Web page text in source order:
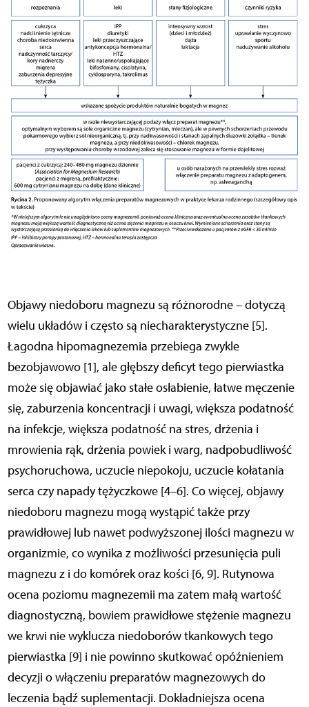
Objawy niedoboru magnezu są różnorodne – dotyczą
wielu układów i często są niecharakterystyczne [5].
Łagodna hipomagnezemia przebiega zwykle
bezobjawowo [1], ale głębszy deficyt tego pierwiastka
może się objawiać jako stałe osłabienie, łatwe męczenie
się, zaburzenia koncentracji i uwagi, większa podatność
na infekcje, większa podatność na stres, drżenia i
mrowienia rąk, drżenia powiek i warg, nadpobudliwość
psychoruchowa, uczucie niepokoju, uczucie kołatania
serca czy napady tężyczkowe [4–6]. Co więcej, objawy
niedoboru magnezu mogą wystąpić także przy
prawidłowej lub nawet podwyższonej ilości magnezu w
organizmie, co wynika z możliwości przesunięcia puli
magnezu z i do komórek oraz kości [6, 9]. Rutynowa
ocena poziomu magnezemii ma zatem małą wartość
diagnostyczną, bowiem prawidłowe stężenie magnezu
we krwi nie wyklucza niedoborów tkankowych tego
pierwiastka [9] i nie powinno skutkować opóźnieniem
decyzji o włączeniu preparatów magnezowych do
leczenia bądź suplementacji. Dokładniejsza ocena